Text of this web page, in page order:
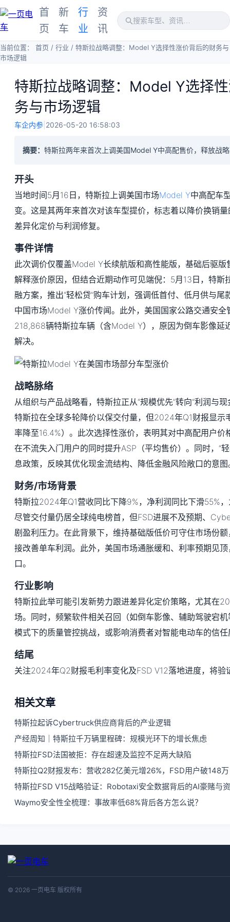
首
页
新
车
行
业
资
讯
当前位置： 首页 / 行业 / 特斯拉战略调整：Model Y选择性涨价背后的财务与
市场逻辑
特斯拉战略调整：Model Y选择
务与市场逻辑
车企内参 2026-05-20 16:58:03
摘要： 特斯拉两年来首次上调美国Model Y中高配售价，释放战
开头
当地时间5月16日，特斯拉上调美国市场Model Y中高配车
变。这是其两年来首次对该车型提价，标志着以降价换销
差异化定价与利润修复。
事件详情
此次调价仅覆盖Model Y长续航版和高性能版，基础后驱版
解释涨价原因，但结合近期动作可见端倪：5月13日，特斯
融方案，推出“轻松贷”购车计划，强调低首付、低月供与
中国市场Model Y涨价传闻。此外，美国国家公路交通安
218,868辆特斯拉车辆（含Model Y），原因为倒车影像延
解决。
战略脉络
从组织与产品战略看，特斯拉正从“规模优先”转向“利润与
特斯拉在全球多轮降价以保交付量，但2024年Q1财报显示
率降至16.4%）。此次选择性涨价，表明其对中高配用户价
在不流失入门用户的同时提升ASP（平均售价）。同时，“
息政策，反映其优化现金流结构、降低金融风险敞口的意图
财务/市场背景
特斯拉2024年Q1营收同比下降9%，净利润同比下滑55%
尽管交付量仍居全球纯电榜首，但FSD进展不及预期、
剧盈利压力。在此背景下，维持基础版低价可守住市场份
接改善单车利润。此外，美国市场通胀缓和、利率预期见
口。
行业影响
特斯拉此举可能引发新势力跟进差异化定价策略，尤其在
场。同时，频繁软件相关召回（如倒车影像、辅助驾驶宕机
模式下的质量管控挑战，或影响消费者对智能电动车的信任
结尾
关注2024年Q2财报毛利率变化及FSD V12落地进度，将验
相关文章
特斯拉起诉Cybertruck供应商背后的产业逻辑
产经周知｜特斯拉千万辆里程碑：规模光环下的增长焦虑
特斯拉FSD法国被拒：存在超速及监控不足两大缺陷
特斯拉Q2财报发布：营收282亿美元增26%，FSD用户破148万
特斯拉FSD V15战略验证：Robotaxi安全数据背后的AI豪赌与
Waymo安全性全梳理：事故率低68%背后各方怎么说？
© 2026 一页电车 版权所有